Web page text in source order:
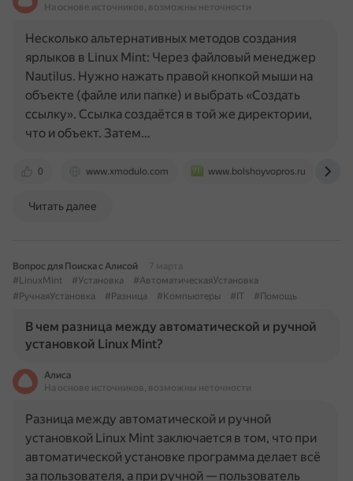
На основе источников, возможны неточности
0 www.xmodulo.com www.bolshoyvopros.ru
Несколько альтернативных методов создания
ярлыков в Linux Mint: Через файловый менеджер
Nautilus. Нужно нажать правой кнопкой мыши на
объекте (файле или папке) и выбрать «Создать
ссылку». Ссылка создаётся в той же директории,
что и объект. Затем…
Читать далее
Вопрос для Поиска с Алисой
7 марта
#LinuxMint
#Установка
#АвтоматическаяУстановка
#РучнаяУстановка
#Разница #Компьютеры #IT #Помощь
В чем разница между автоматической и ручной
установкой Linux Mint?
Алиса
На основе источников, возможны неточности
Разница между автоматической и ручной
установкой Linux Mint заключается в том, что при
автоматической установке программа делает всё
за пользователя, а при ручной — пользователь